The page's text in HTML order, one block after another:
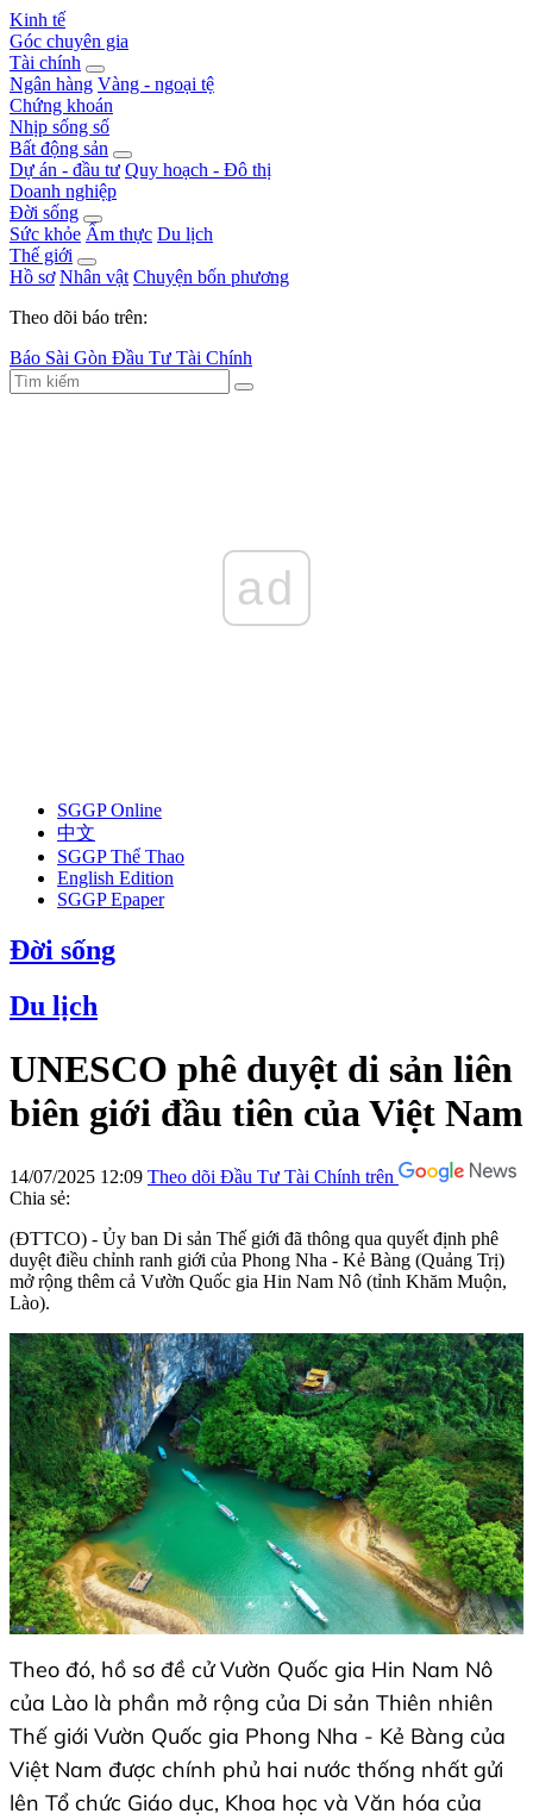
Kinh tế
Góc chuyên gia
Tài chính
Ngân hàng Vàng - ngoại tệ
Chứng khoán
Nhịp sống số
Bất động sản
Dự án - đầu tư Quy hoạch - Đô thị
Doanh nghiệp
Đời sống
Sức khỏe Ẩm thực Du lịch
Thế giới
Hồ sơ Nhân vật Chuyện bốn phương
Theo dõi báo trên:
Báo Sài Gòn Đầu Tư Tài Chính
ad
SGGP Online
中文
SGGP Thể Thao
English Edition
SGGP Epaper
Đời sống
Du lịch
UNESCO phê duyệt di sản liên
biên giới đầu tiên của Việt Nam
14/07/2025 12:09 Theo dõi Đầu Tư Tài Chính trên
Chia sẻ:
(ĐTTCO) - Ủy ban Di sản Thế giới đã thông qua quyết định phê
duyệt điều chỉnh ranh giới của Phong Nha - Kẻ Bàng (Quảng Trị)
mở rộng thêm cả Vườn Quốc gia Hin Nam Nô (tỉnh Khăm Muộn,
Lào).
Theo đó, hồ sơ đề cử Vườn Quốc gia Hin Nam Nô
của Lào là phần mở rộng của Di sản Thiên nhiên
Thế giới Vườn Quốc gia Phong Nha - Kẻ Bàng của
Việt Nam được chính phủ hai nước thống nhất gửi
lên Tổ chức Giáo dục, Khoa học và Văn hóa của